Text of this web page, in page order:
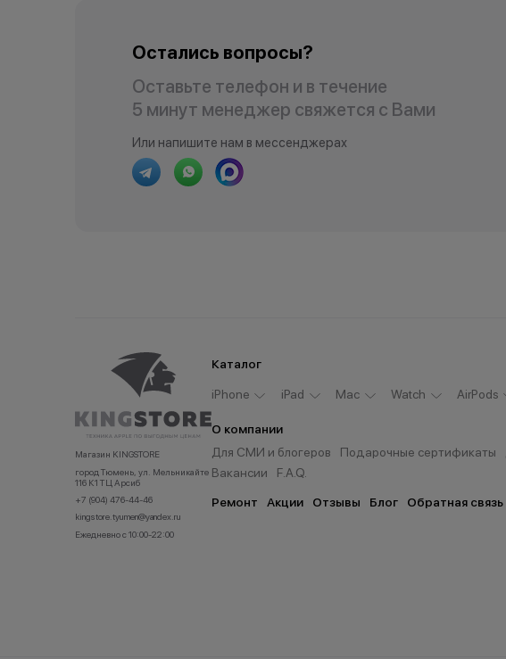
Остались вопросы?
Оставьте телефон и в течение
5 минут менеджер свяжется с Вами
Или напишите нам в мессенджерах
Магазин KINGSTORE
город Тюмень, ул. Мельникайте
116 К1 ТЦ Арсиб
+7 (904) 476-44-46
kingstore.tyumen@yandex.ru
Ежедневно с 10:00-22:00
Каталог
iPhone iPad Мас Watch AirPods
О компании
Для СМИ и блогеров
Подарочные сертификаты
Вакансии
F.A.Q.
Ремонт Акции Отзывы Блог Обратная связь